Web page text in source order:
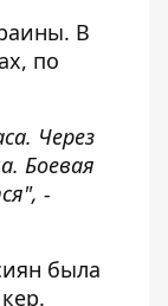
В
по
Через
Боевая
-
была